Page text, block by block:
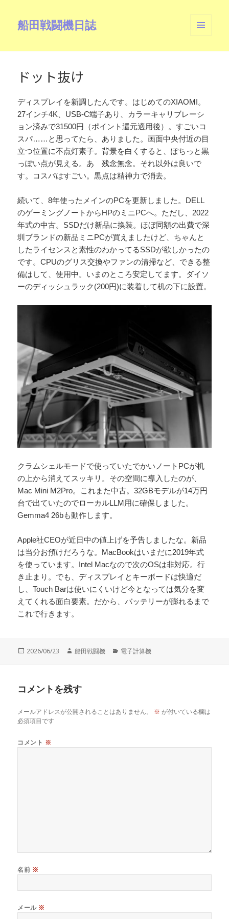
船田戦闘機日誌
ーとウ
ドット抜け
ディスプレイを新調したんです。はじめてのXIAOMI。
27インチ4K、USB-C端子あり、カラーキャリブレーシ
ョン済みで31500円（ポイント還元適用後）。すごいコ
スパ……と思ってたら、ありました。画面中央付近の目
立つ位置に不点灯素子。背景を白くすると、ぽちっと黒
っぽい点が見える。あゝ残念無念。それ以外は良いで
す。コスパはすごい。黒点は精神力で消去。
続いて、8年使ったメインのPCを更新しました。DELL
のゲーミングノートからHPのミニPCへ。ただし、2022
年式の中古。SSDだけ新品に換装。ほぼ同額の出費で深
圳ブランドの新品ミニPCが買えましたけど、ちゃんと
したライセンスと素性のわかってるSSDが欲しかったの
です。CPUのグリス交換やファンの清掃など、できる整
備はして、使用中。いまのところ安定してます。ダイソ
ーのディッシュラック(200円)に装着して机の下に設置。
クラムシェルモードで使っていたでかいノートPCが机
の上から消えてスッキリ。その空間に導入したのが、
Mac Mini M2Pro。これまた中古。32GBモデルが14万円
台で出ていたのでローカルLLM用に確保しました。
Gemma4 26bも動作します。
Apple社CEOが近日中の値上げを予告しましたな。新品
は当分お預けだろうな。MacBookはいまだに2019年式
を使っています。Intel Macなので次のOSは非対応。行
き止まり。でも、ディスプレイとキーボードは快適だ
し、Touch Barは使いにくいけど今となっては気分を変
えてくれる面白要素。だから、バッテリーが膨れるまで
これで行きます。
投
2026/06/23
作
船田戦闘機
カ
電子計算機
コメントを残す
メールアドレスが公開されることはありません。 ※ が付いている欄は
必須項目です
コメント ※
名前 ※
メール ※